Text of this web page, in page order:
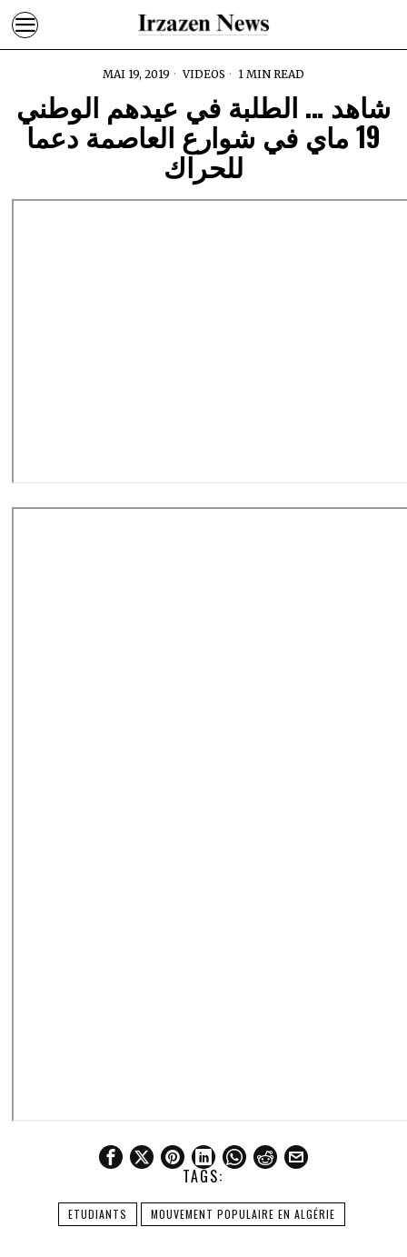
MAI 19, 2019 VIDEOS 1 MIN READ
شاهد … الطلبة في عيدهم الوطني
19 ماي في شوارع العاصمة دعما
للحراك
TAGS:
ETUDIANTS MOUVEMENT POPULAIRE EN ALGÉRIE